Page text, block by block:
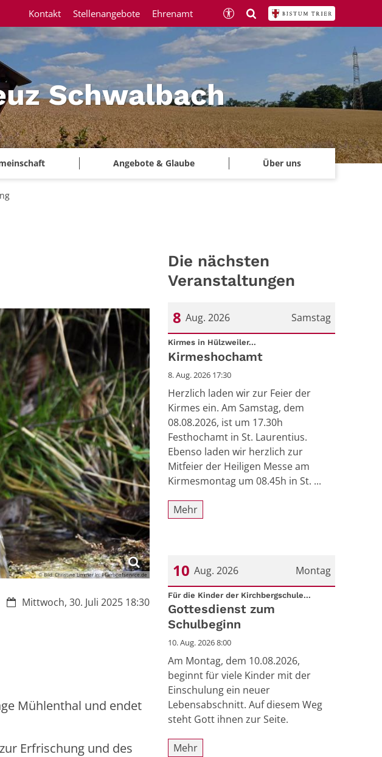
Schwalbach
Angebote & Glaube Über uns
Kontakt Stellenangebote Ehrenamt
© Bild: Christine Limmer In: Pfarrbriefservice.de
Datum:Mittwoch, 30. Juli 2025 18:30
Mühlenthal und endet
Erfrischung und des
Die nächsten
Veranstaltungen
Samstag
8 Aug. 2026
Datum: 8. August 2026
Kirmes in Hülzweiler...
Kirmeshochamt
8. Aug. 2026 17:30
Herzlich laden wir zur Feier der
Kirmes ein. Am Samstag, dem
08.08.2026, ist um 17.30h
Festhochamt in St. Laurentius.
Ebenso laden wir herzlich zur
Mitfeier der Heiligen Messe am
Kirmesmontag um 08.45h in St. ...
Mehr
Montag
10 Aug. 2026
Datum: 10. August 2026
Für die Kinder der Kirchbergschule...
Gottesdienst zum
Schulbeginn
10. Aug. 2026 8:00
Am Montag, dem 10.08.2026,
beginnt für viele Kinder mit der
Einschulung ein neuer
Lebensabschnitt. Auf diesem Weg
steht Gott ihnen zur Seite.
Mehr